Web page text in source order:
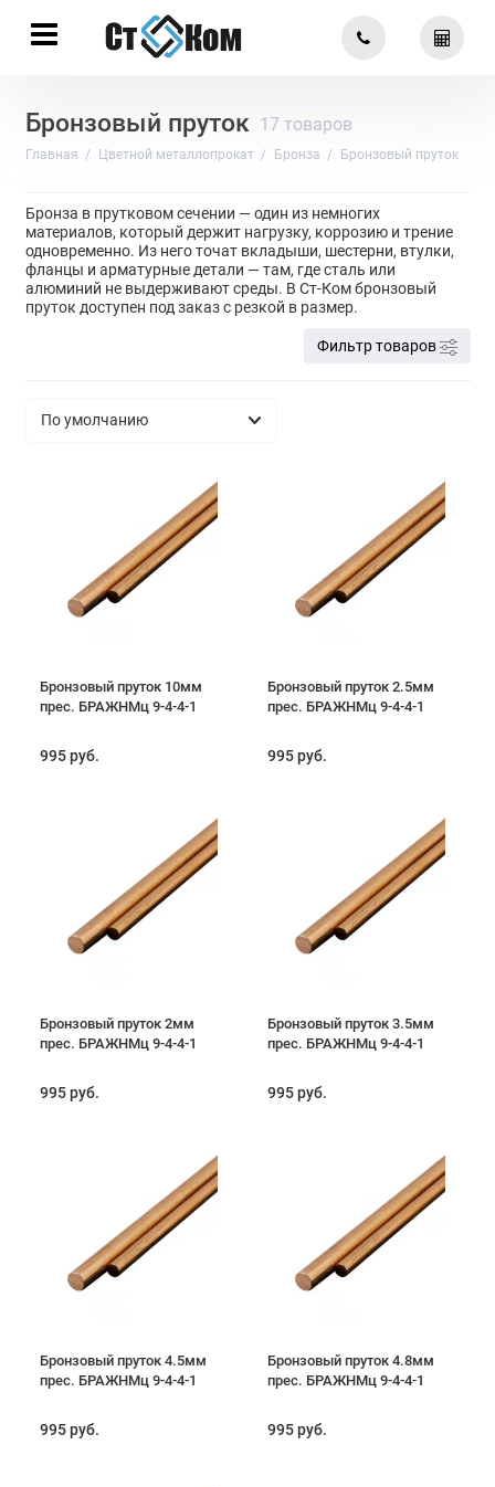
Бронзовый пруток 17 товаров
Главная Цветной металлопрокат Бронза Бронзовый пруток
Бронза в прутковом сечении — один из немногих
материалов, который держит нагрузку, коррозию и трение
одновременно. Из него точат вкладыши, шестерни, втулки,
фланцы и арматурные детали — там, где сталь или
алюминий не выдерживают среды. В Ст-Ком бронзовый
пруток доступен под заказ с резкой в размер.
Фильтр товаров
Бронзовый пруток 10мм
прес. БРАЖНМц 9-4-4-1
995 руб.
Бронзовый пруток 2.5мм
прес. БРАЖНМц 9-4-4-1
995 руб.
Бронзовый пруток 2мм
прес. БРАЖНМц 9-4-4-1
995 руб.
Бронзовый пруток 3.5мм
прес. БРАЖНМц 9-4-4-1
995 руб.
Бронзовый пруток 4.5мм
прес. БРАЖНМц 9-4-4-1
995 руб.
Бронзовый пруток 4.8мм
прес. БРАЖНМц 9-4-4-1
995 руб.